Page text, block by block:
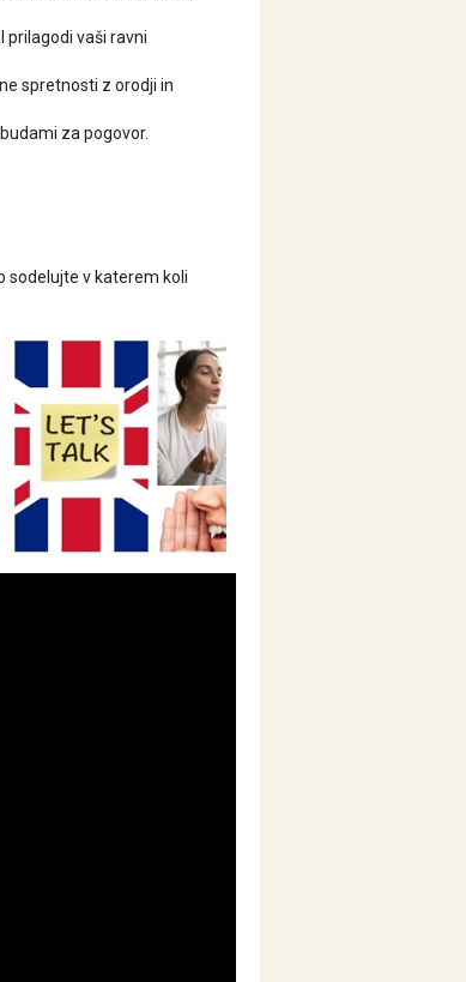
prilagodi vaši ravni
spretnosti z orodji in
za pogovor.
sodelujte v katerem koli